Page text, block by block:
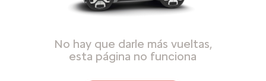
No hay que darle más vueltas,
esta página no funciona